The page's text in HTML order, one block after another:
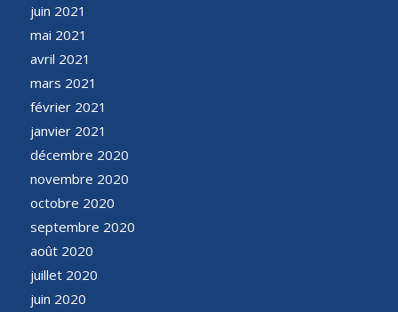
juin 2021
mai 2021
avril 2021
mars 2021
février 2021
janvier 2021
décembre 2020
novembre 2020
octobre 2020
septembre 2020
août 2020
juillet 2020
juin 2020